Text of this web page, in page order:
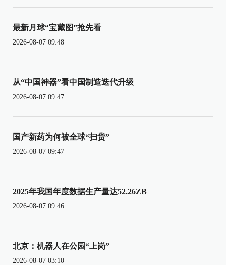
最新月球“宝藏图”抢先看
2026-08-07 09:48
从“中国神器”看中国制造迭代升级
2026-08-07 09:47
国产新药为何被全球“扫货”
2026-08-07 09:47
2025年我国年度数据生产量达52.26ZB
2026-08-07 09:46
北京：机器人在公园“上岗”
2026-08-07 03:10